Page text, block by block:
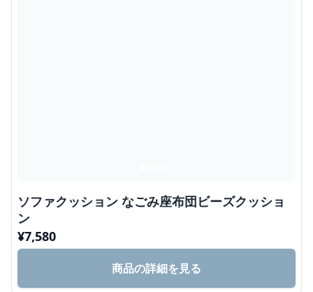
ソファクッション なごみ座布団ビーズクッショ
ン
¥7,580
商品の詳細を見る